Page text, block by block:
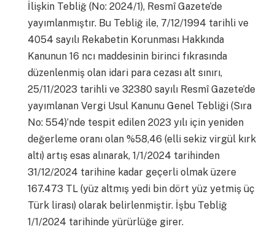
İlişkin Tebliğ (No: 2024/1), Resmî Gazete’de
yayımlanmıştır. Bu Tebliğ ile, 7/12/1994 tarihli ve
4054 sayılı Rekabetin Korunması Hakkında
Kanunun 16 ncı maddesinin birinci fıkrasında
düzenlenmiş olan idari para cezası alt sınırı,
25/11/2023 tarihli ve 32380 sayılı Resmî Gazete’de
yayımlanan Vergi Usul Kanunu Genel Tebliği (Sıra
No: 554)’nde tespit edilen 2023 yılı için yeniden
değerleme oranı olan %58,46 (elli sekiz virgül kırk
altı) artış esas alınarak, 1/1/2024 tarihinden
31/12/2024 tarihine kadar geçerli olmak üzere
167.473 TL (yüz altmış yedi bin dört yüz yetmiş üç
Türk lirası) olarak belirlenmiştir. İşbu Tebliğ
1/1/2024 tarihinde yürürlüğe girer.